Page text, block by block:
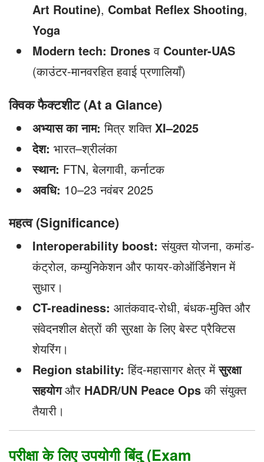
Art Routine), Combat Reflex Shooting,
Yoga
Modern tech: Dronesव Counter-UAS
(काउंटर-मानवरहित हवाई प्रणालियाँ)
क्विक फैक्टशीट (At a Glance)
अभ्यास का नाम: मित्र शक्तिXI–2025
देश: भारत–श्रीलंका
स्थान: FTN, बेलगावी, कर्नाटक
अवधि: 10–23 नवंबर 2025
महत्व (Significance)
Interoperability boost: संयुक्त योजना, कमांड-
कंट्रोल, कम्युनिकेशन और फायर-कोऑर्डिनेशन में
सुधार।
CT-readiness: आतंकवाद-रोधी, बंधक-मुक्ति और
संवेदनशील क्षेत्रों की सुरक्षा के लिए बेस्ट प्रैक्टिस
शेयरिंग।
Region stability: हिंद-महासागर क्षेत्र मेंसुरक्षा
सहयोगऔर HADR/UN Peace Opsकी संयुक्त
तैयारी।
परीक्षा के लिए उपयोगी बिंदु (Exam